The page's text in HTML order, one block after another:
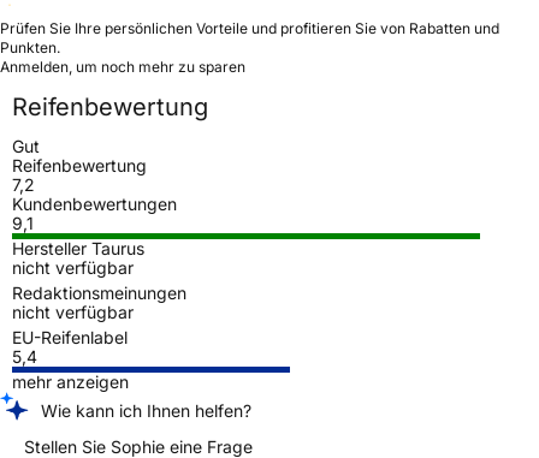
Prüfen Sie Ihre persönlichen Vorteile und profitieren Sie von Rabatten und
Punkten.
Anmelden, um noch mehr zu sparen
Reifenbewertung
Gut
Reifenbewertung
7,2
Kundenbewertungen
9,1
Hersteller Taurus
nicht verfügbar
Redaktionsmeinungen
nicht verfügbar
EU-Reifenlabel
5,4
mehr anzeigen
Wie kann ich Ihnen helfen?
Stellen Sie Sophie eine Frage